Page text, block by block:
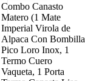
Combo Canasto
Matero (1 Mate
Imperial Virola de
Alpaca Con Bombilla
Pico Loro Inox, 1
Termo Cuero
Vaqueta, 1 Porta